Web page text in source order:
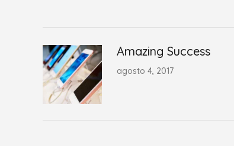
Amazing Success
agosto 4, 2017